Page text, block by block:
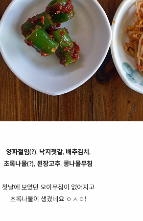
양파절임(?), 낙지젓갈, 배추김치 ,
초록나물(?), 된장고추, 콩나물무침
첫날에 보였던 오이무침이 없어지고
초록나물이 생겼네요 ㅇㅅㅇ!